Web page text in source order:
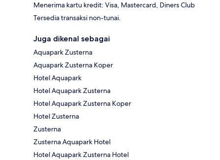
Menerima kartu kredit: Visa, Mastercard, Diners Club
Tersedia transaksi non-tunai.
Juga dikenal sebagai
Aquapark Zusterna
Aquapark Zusterna Koper
Hotel Aquapark
Hotel Aquapark Zusterna
Hotel Aquapark Zusterna Koper
Hotel Zusterna
Zusterna
Zusterna Aquapark Hotel
Hotel Aquapark Zusterna Hotel